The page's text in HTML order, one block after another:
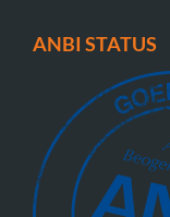
ANBI STATUS